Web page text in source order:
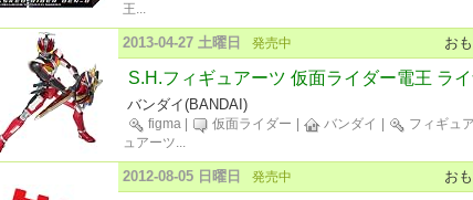
王...
お
2013-04-27 土曜日 発売中
S.H.フィギュアーツ 仮面ライダー電王 ラ
バンダイ(BANDAI)
figma 仮面ライダー バンダイ フィギュ
ュアーツ...
お
2012-08-05 日曜日 発売中